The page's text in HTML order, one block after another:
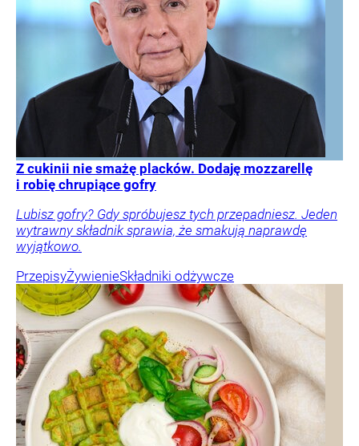
Z cukinii nie smażę placków. Dodaję mozzarellę
i robię chrupiące gofry
Lubisz gofry? Gdy spróbujesz tych przepadniesz. Jeden
wytrawny składnik sprawia, że smakują naprawdę
wyjątkowo.
PrzepisyŻywienieSkładniki odżywcze